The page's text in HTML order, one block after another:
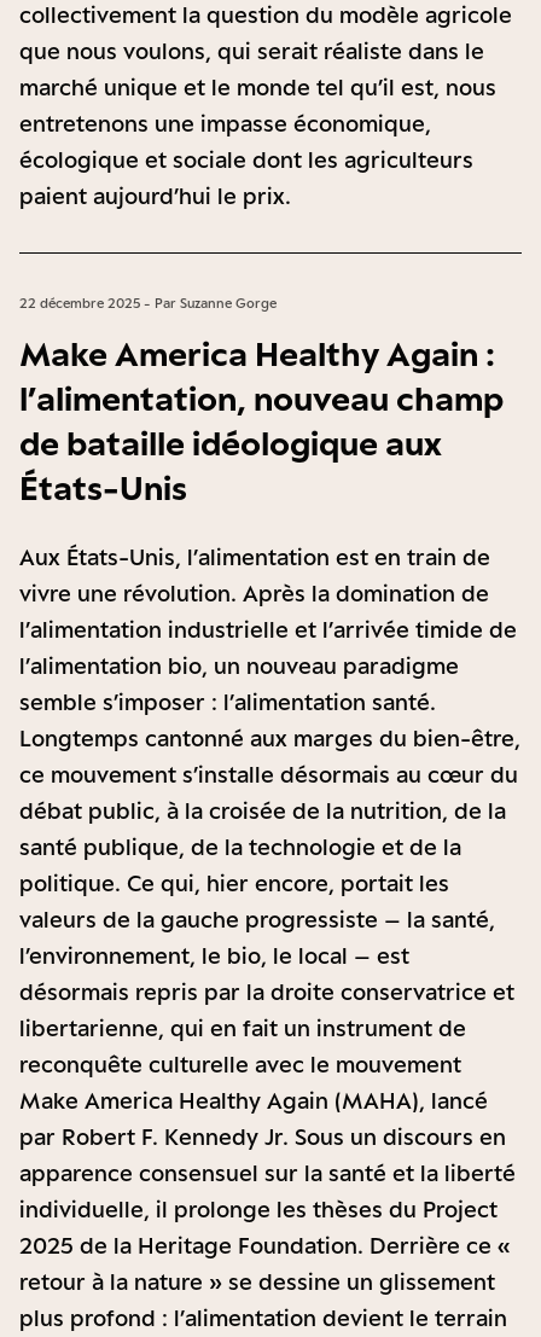
collectivement la question du modèle agricole
que nous voulons, qui serait réaliste dans le
marché unique et le monde tel qu’il est, nous
entretenons une impasse économique,
écologique et sociale dont les agriculteurs
paient aujourd’hui le prix.
22 décembre 2025 - Par Suzanne Gorge
Make America Healthy Again :
l’alimentation, nouveau champ
de bataille idéologique aux
États-Unis
Aux États-Unis, l’alimentation est en train de
vivre une révolution. Après la domination de
l’alimentation industrielle et l’arrivée timide de
l’alimentation bio, un nouveau paradigme
semble s’imposer : l’alimentation santé.
Longtemps cantonné aux marges du bien-être,
ce mouvement s’installe désormais au cœur du
débat public, à la croisée de la nutrition, de la
santé publique, de la technologie et de la
politique. Ce qui, hier encore, portait les
valeurs de la gauche progressiste – la santé,
l’environnement, le bio, le local – est
désormais repris par la droite conservatrice et
libertarienne, qui en fait un instrument de
reconquête culturelle avec le mouvement
Make America Healthy Again (MAHA), lancé
par Robert F. Kennedy Jr. Sous un discours en
apparence consensuel sur la santé et la liberté
individuelle, il prolonge les thèses du Project
2025 de la Heritage Foundation. Derrière ce «
retour à la nature » se dessine un glissement
plus profond : l’alimentation devient le terrain